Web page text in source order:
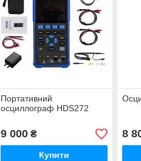
Портативний
осциллограф HDS272
9 000₴
Купити
8